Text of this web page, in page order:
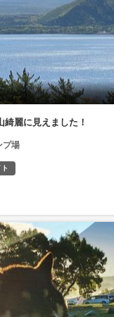
麗に見えました！
プ場